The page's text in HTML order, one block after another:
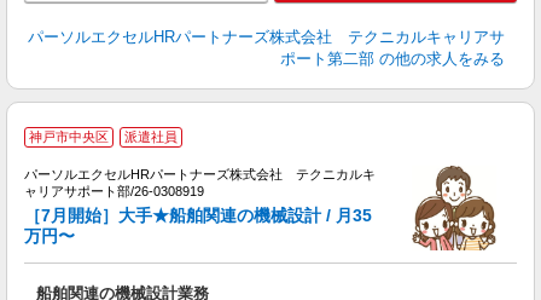
パーソルエクセルHRパートナーズ株式会社 テクニカルキャリアサ
ポート第二部 の他の求人をみる
神戸市中央区 派遣社員
パーソルエクセルHRパートナーズ株式会社 テクニカルキ
ャリアサポート部/26-0308919
［7月開始］大手★船舶関連の機械設計 / 月35
万円〜
船舶関連の機械設計業務